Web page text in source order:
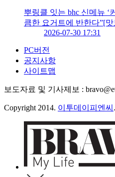
뿌링클 잇는 bhc 신메뉴 ‘
큼한 요거트에 반한다”[
2026-07-30 17:31
PC버전
공지사항
사이트맵
보도자료 및 기사제보 :
Copyright 2014. 이투데이피엔씨